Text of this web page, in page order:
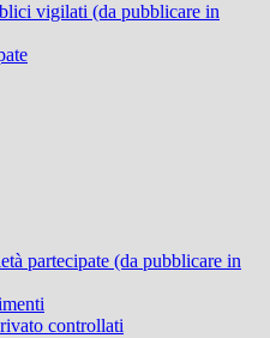
vigilati (da pubblicare in
partecipate (da pubblicare in
controllati